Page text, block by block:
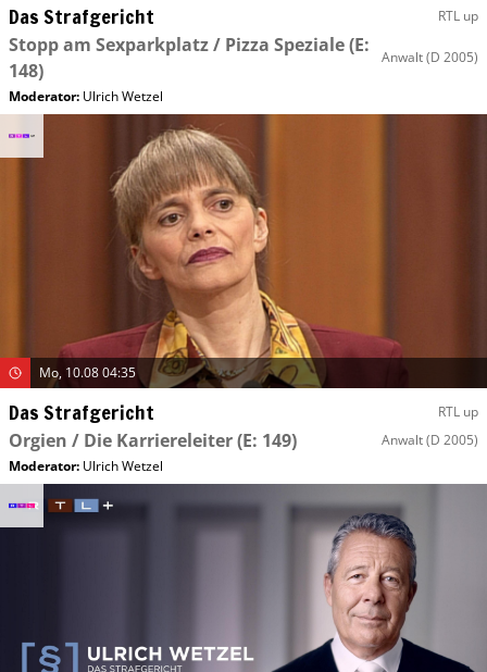
Das Strafgericht RTL up
Stopp am Sexparkplatz / Pizza Speziale(E:
148)
Anwalt(D 2005)
Moderator: Ulrich Wetzel
Mo, 10.08 04:35
Das Strafgericht RTL up
Orgien / Die Karriereleiter(E: 149) Anwalt(D 2005)
Moderator: Ulrich Wetzel